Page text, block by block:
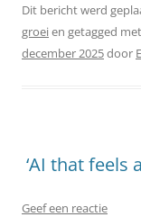
Dit bericht werd
groeien getagged met
december 2025door
‘AI that feels
Geef een reactie